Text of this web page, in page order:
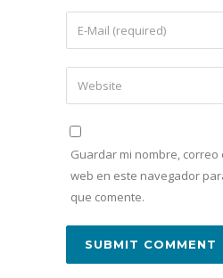
Guardar mi nombre, correo
web en este navegador
que comente.